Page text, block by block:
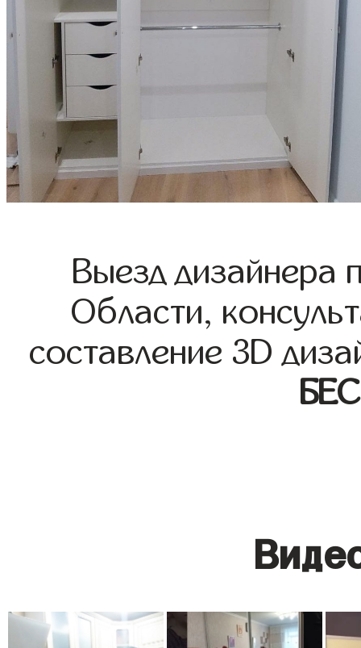
Выезд дизайнера
Области,
составление 3D